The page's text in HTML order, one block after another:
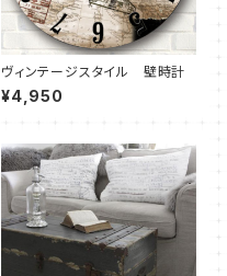
ヴィンテージスタイル 壁時計
¥4,950